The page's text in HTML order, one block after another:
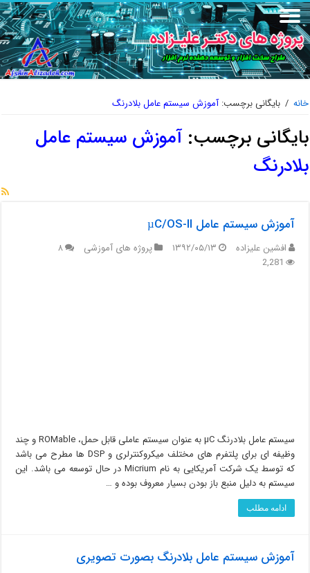
خانه / بایگانی برچسب:آموزش سیستم عامل بلادرنگ
بایگانی برچسب:آموزش سیستم عامل
بلادرنگ
آموزش سیستم عامل µC/OS-II
افشین علیزاده ۱۳۹۲/۰۵/۱۳ پروژه های آموزشی
۸
2,281
سیستم عامل بلادرنگ µC به عنوان سیستم عاملی قابل حمل، ROMable و چند
وظیفه ای برای پلتفرم های مختلف میکروکنترلری و DSP ها مطرح می باشد
که توسط یک شرکت آمریکایی به نام Micrium در حال توسعه می باشد. این
سیستم به دلیل منبع باز بودن بسیار معروف بوده و …
ادامه مطلب
آموزش سیستم عامل بلادرنگ بصورت تصویری